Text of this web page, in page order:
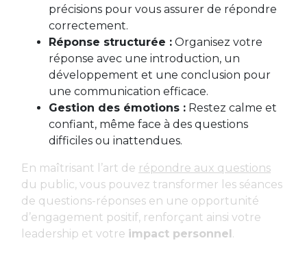
précisions pour vous assurer de répondre
correctement.
Réponse structurée : Organisez votre
réponse avec une introduction, un
développement et une conclusion pour
une communication efficace.
Gestion des émotions : Restez calme et
confiant, même face à des questions
difficiles ou inattendues.
En maîtrisant l’art de répondre aux questions
du public, vous pouvez transformer les séances
de questions-réponses en une opportunité
d’engagement positif, renforçant ainsi votre
leadership et votre impact personnel.